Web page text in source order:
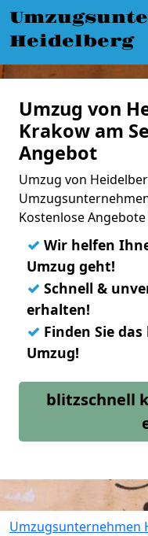
Heidelberg
Umzug von
Krakow am
Angebot
Umzug von
Kostenlose
✓ Wir helfen
Umzug geht!
✓ Schnell &
erhalten!
✓ Finden Sie
Umzug!
blitzschnell
Umzugsunternehmen